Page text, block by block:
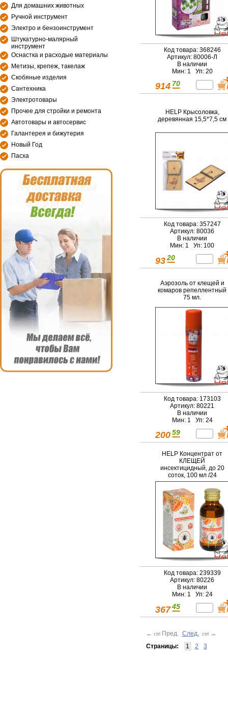
Для домашних животных
Ручной инструмент
Электро и бензоинструмент
Штукатурно-малярный
инструмент
Оснастка и расходые материалы
Метизы, крепеж, такелаж
Скобяные изделия
Сантехника
Электротовары
Прочее для стройки и ремонта
Автотовары и автосервис
Галантерея и бижутерия
Новый Год
Пасха
Код товара: 368246
Артикул: 80006-Л
В наличии
Мин: 1 Уп: 20
914 70
HELP Крысоловка,
деревянная 15,5*7,5 см
Код товара: 357247
Артикул: 80036
В наличии
Мин: 1 Уп: 100
93 20
Аэрозоль от клещей и
комаров репеллентный
75 мл.
Код товара: 173103
Артикул: 80221
В наличии
Мин: 1 Уп: 24
200 59
HELP Концентрат от
КЛЕЩЕЙ
инсектицидный, до 20
соток, 100 мл /24
Код товара: 239339
Артикул: 80226
В наличии
Мин: 1 Уп: 24
367 45
← ctrl Пред. След. ctrl →
Страницы:
1 2 3